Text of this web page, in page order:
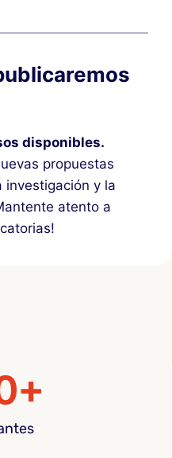
disponibles.
propuestas
y la
atento a